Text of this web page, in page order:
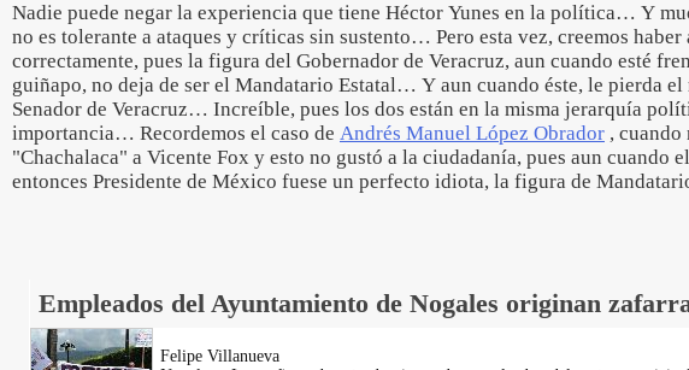
Nadie puede negar la experiencia que tiene Héctor Yunes en la política… Y
no es tolerante a ataques y críticas sin sustento… Pero esta vez, creemos haber
correctamente, pues la figura del Gobernador de Veracruz, aun cuando esté
guiñapo, no deja de ser el Mandatario Estatal… Y aun cuando éste, le pierda el
Senador de Veracruz… Increíble, pues los dos están en la misma jerarquía
importancia… Recordemos el caso de Andrés Manuel López Obrador , cuando
"Chachalaca" a Vicente Fox y esto no gustó a la ciudadanía, pues aun cuando
entonces Presidente de México fuese un perfecto idiota, la figura de
Empleados del Ayuntamiento de Nogales originan
Felipe Villanueva